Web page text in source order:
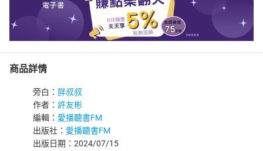
商品詳情
旁白： 胖叔叔
作者： 許友彬
編輯： 愛播聽書FM
出版社： 愛播聽書FM
出版日期：2024/07/15